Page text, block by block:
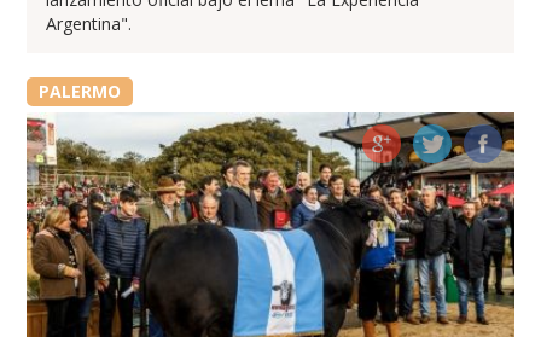
Argentina".
PALERMO